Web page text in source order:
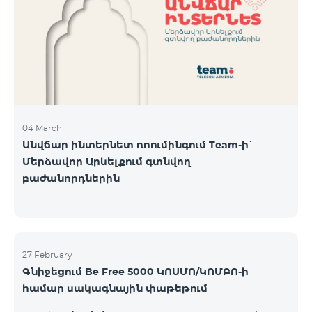
Կիրակի-08․03 Երևան Կենտրոն Իսակովի
պողոտա 3/7 09:00-18:00 09:00-18:00 10:00-19:00
Երևան Կենտրոն Խորենացու փողոց 26/26 09:00-
04 March
Անվճար ինտերնետ ռոումինգում Team-ի՝
Մերձավոր Արևելքում գտնվող
բաժանորդներին
27 February
Գնիջեցում Be Free 5000 ԿՈՍՄՈ/ԿՈՄԲՈ-ի
համար սակագնային փաթեթում